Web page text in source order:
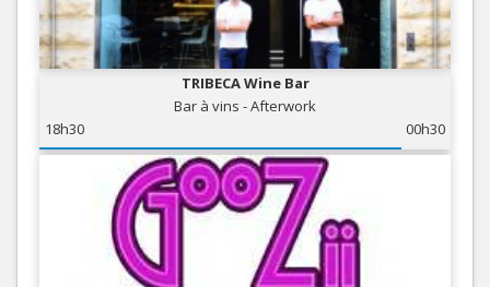
TRIBECA Wine Bar
Bar à vins - Afterwork
18h30
00h30